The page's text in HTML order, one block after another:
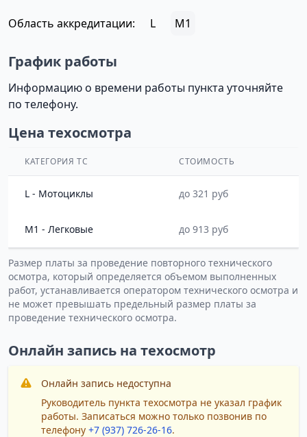
Область аккредитации: L M1
График работы
Информацию о времени работы пункта уточняйте
по телефону.
Цена техосмотра
КАТЕГОРИЯ ТС СТОИМОСТЬ
L - Мотоциклы до 321 руб
M1 - Легковые до 913 руб
Размер платы за проведение повторного технического
осмотра, который определяется объемом выполненных
работ, устанавливается оператором технического осмотра и
не может превышать предельный размер платы за
проведение технического осмотра.
Онлайн запись на техосмотр
Онлайн запись недоступна
Руководитель пункта техосмотра не указал график
работы. Записаться можно только позвонив по
телефону +7 (937) 726-26-16.